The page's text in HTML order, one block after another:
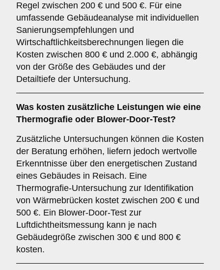
Regel zwischen 200 € und 500 €. Für eine
umfassende Gebäudeanalyse mit individuellen
Sanierungsempfehlungen und
Wirtschaftlichkeitsberechnungen liegen die
Kosten zwischen 800 € und 2.000 €, abhängig
von der Größe des Gebäudes und der
Detailtiefe der Untersuchung.
Was kosten zusätzliche Leistungen wie eine
Thermografie oder Blower-Door-Test?
Zusätzliche Untersuchungen können die Kosten
der Beratung erhöhen, liefern jedoch wertvolle
Erkenntnisse über den energetischen Zustand
eines Gebäudes in Reisach. Eine
Thermografie-Untersuchung zur Identifikation
von Wärmebrücken kostet zwischen 200 € und
500 €. Ein Blower-Door-Test zur
Luftdichtheitsmessung kann je nach
Gebäudegröße zwischen 300 € und 800 €
kosten.